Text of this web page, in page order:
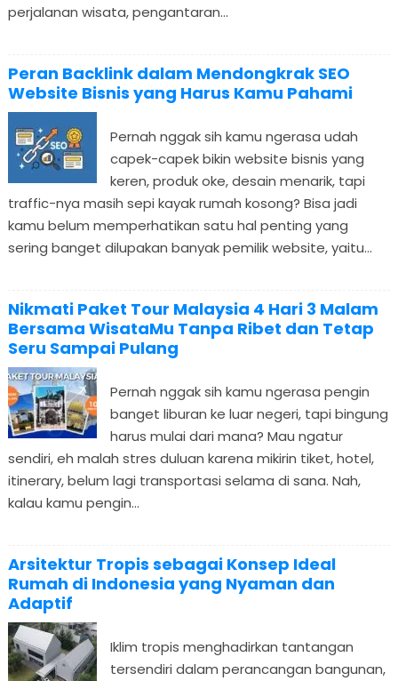
perjalanan wisata, pengantaran...
Peran Backlink dalam Mendongkrak SEO
Website Bisnis yang Harus Kamu Pahami
Pernah nggak sih kamu ngerasa udah
capek-capek bikin website bisnis yang
keren, produk oke, desain menarik, tapi
traffic-nya masih sepi kayak rumah kosong? Bisa jadi
kamu belum memperhatikan satu hal penting yang
sering banget dilupakan banyak pemilik website, yaitu...
Nikmati Paket Tour Malaysia 4 Hari 3 Malam
Bersama WisataMu Tanpa Ribet dan Tetap
Seru Sampai Pulang
Pernah nggak sih kamu ngerasa pengin
banget liburan ke luar negeri, tapi bingung
harus mulai dari mana? Mau ngatur
sendiri, eh malah stres duluan karena mikirin tiket, hotel,
itinerary, belum lagi transportasi selama di sana. Nah,
kalau kamu pengin...
Arsitektur Tropis sebagai Konsep Ideal
Rumah di Indonesia yang Nyaman dan
Adaptif
Iklim tropis menghadirkan tantangan
tersendiri dalam perancangan bangunan,